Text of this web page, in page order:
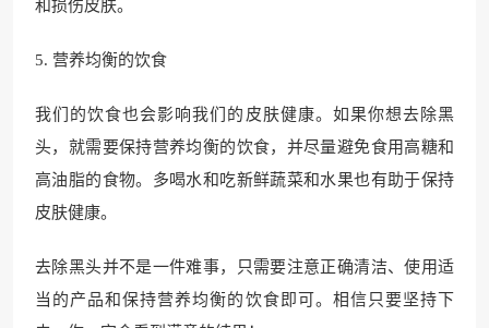
和损伤皮肤。
5. 营养均衡的饮食
我们的饮食也会影响我们的皮肤健康。如果你想去除黑
头，就需要保持营养均衡的饮食，并尽量避免食用高糖和
高油脂的食物。多喝水和吃新鲜蔬菜和水果也有助于保持
皮肤健康。
去除黑头并不是一件难事，只需要注意正确清洁、使用适
当的产品和保持营养均衡的饮食即可。相信只要坚持下